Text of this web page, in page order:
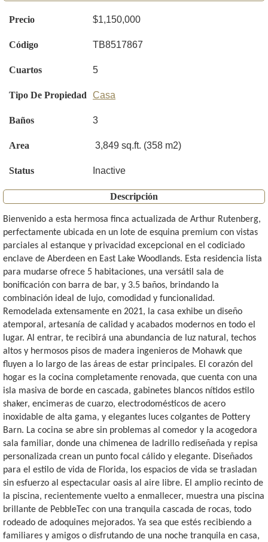
Precio $1,150,000
Código TB8517867
Cuartos 5
Tipo De Propiedad Casa
Baños 3
Area 3,849 sq.ft. (358 m2)
Status Inactive
Descripción
Bienvenido a esta hermosa finca actualizada de Arthur Rutenberg,
perfectamente ubicada en un lote de esquina premium con vistas
parciales al estanque y privacidad excepcional en el codiciado
enclave de Aberdeen en East Lake Woodlands. Esta residencia lista
para mudarse ofrece 5 habitaciones, una versátil sala de
bonificación con barra de bar, y 3.5 baños, brindando la
combinación ideal de lujo, comodidad y funcionalidad.
Remodelada extensamente en 2021, la casa exhibe un diseño
atemporal, artesanía de calidad y acabados modernos en todo el
lugar. Al entrar, te recibirá una abundancia de luz natural, techos
altos y hermosos pisos de madera ingenieros de Mohawk que
fluyen a lo largo de las áreas de estar principales. El corazón del
hogar es la cocina completamente renovada, que cuenta con una
isla masiva de borde en cascada, gabinetes blancos nítidos estilo
shaker, encimeras de cuarzo, electrodomésticos de acero
inoxidable de alta gama, y elegantes luces colgantes de Pottery
Barn. La cocina se abre sin problemas al comedor y la acogedora
sala familiar, donde una chimenea de ladrillo rediseñada y repisa
personalizada crean un punto focal cálido y elegante. Diseñados
para el estilo de vida de Florida, los espacios de vida se trasladan
sin esfuerzo al espectacular oasis al aire libre. El amplio recinto de
la piscina, recientemente vuelto a enmallecer, muestra una piscina
brillante de PebbleTec con una tranquila cascada de rocas, todo
rodeado de adoquines mejorados. Ya sea que estés recibiendo a
familiares y amigos o disfrutando de una noche tranquila en casa,